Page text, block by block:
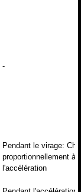
-
Pendant le virage:
proportionnellement à
l'accélération